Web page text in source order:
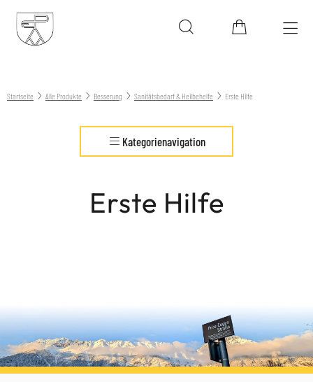
Startseite Alle Produkte Besserung Sanitätsbedarf & Heilbehelfe Erste Hilfe
Kategorienavigation
Erste Hilfe